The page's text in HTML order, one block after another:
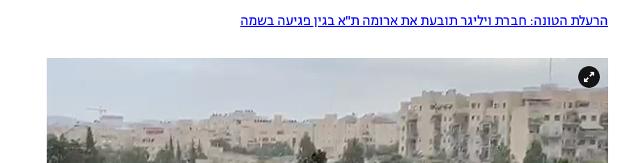
הרעלת הטונה: חברת ויליגר תובעת את ארומה ת"א בגין פגיעה בשמה